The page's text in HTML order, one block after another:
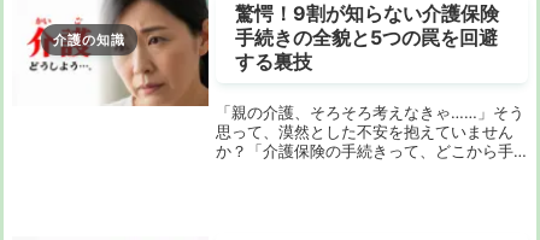
介護の知識
驚愕！9割が知らない介護保険
手続きの全貌と5つの罠を回避
する裏技
「親の介護、そろそろ考えなきゃ……」そう
思って、漠然とした不安を抱えていません
か？「介護保険の手続きって、どこから手